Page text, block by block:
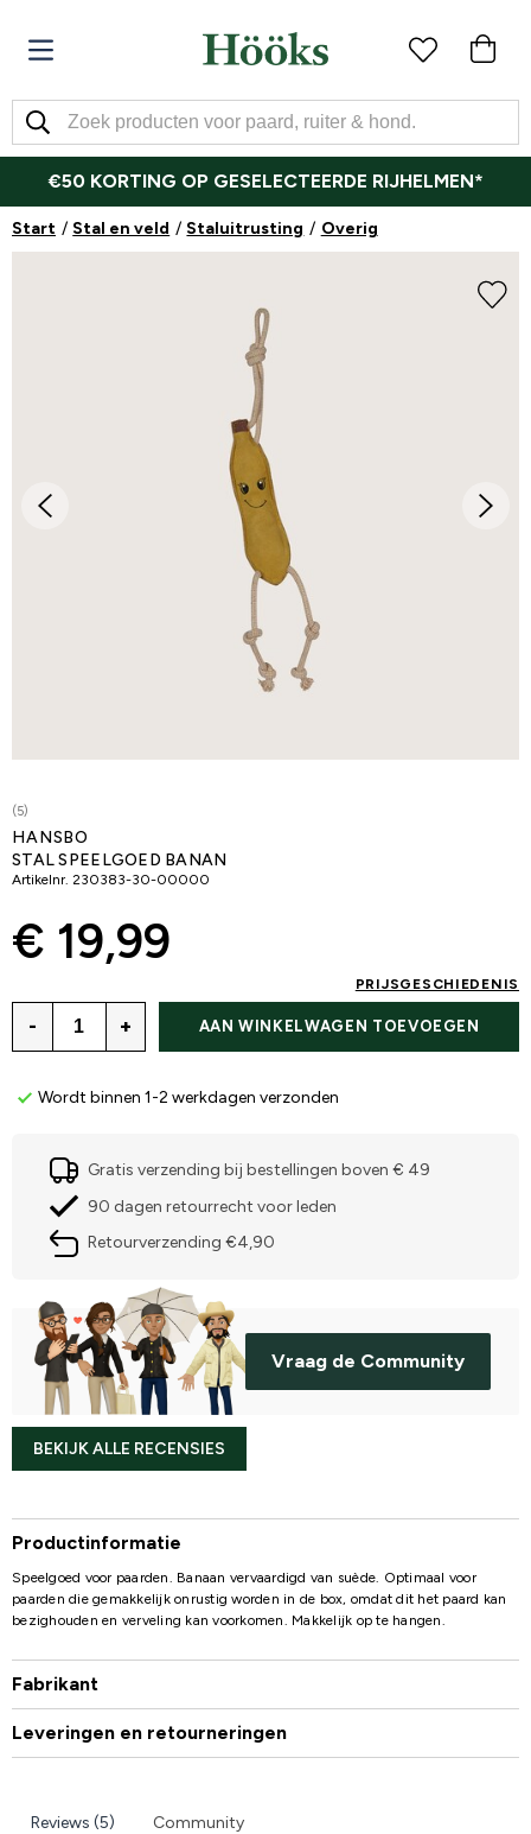
€50 KORTING OP GESELECTEERDE RIJHELMEN*
Start Stal en veld Staluitrusting Overig
(5)
HANSBO
STAL SPEELGOED BANAN
Artikelnr. 230383-30-00000
€ 19,99
PRIJSGESCHIEDENIS
- + AAN WINKELWAGEN TOEVOEGEN
Wordt binnen 1-2 werkdagen verzonden
Gratis verzending bij bestellingen boven € 49
90 dagen retourrecht voor leden
Retourverzending €4,90
Vraag de Community
BEKIJK ALLE RECENSIES
Productinformatie
Speelgoed voor paarden. Banaan vervaardigd van suède. Optimaal voor
paarden die gemakkelijk onrustig worden in de box, omdat dit het paard kan
bezighouden en verveling kan voorkomen. Makkelijk op te hangen.
Fabrikant
Leveringen en retourneringen
Reviews (5) Community